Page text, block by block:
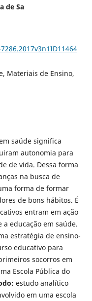
de Sa
Materiais de Ensino,
saúde significa
autonomia para
de vida. Dessa forma
na busca de
forma de formar
de bons hábitos. É
entram em ação
a educação em saúde.
estratégia de ensino-
educativo para
socorros em
Escola Pública do
estudo analítico
em uma escola